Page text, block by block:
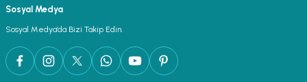
Sosyal Medya
Sosyal Medya’da Bizi Takip Edin.